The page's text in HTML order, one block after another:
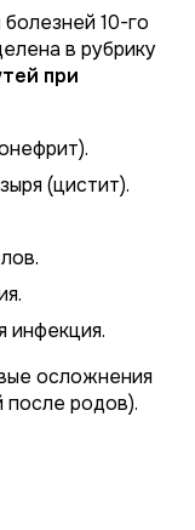
10-го
в рубрику
при
(цистит).
инфекция.
осложнения
родов).